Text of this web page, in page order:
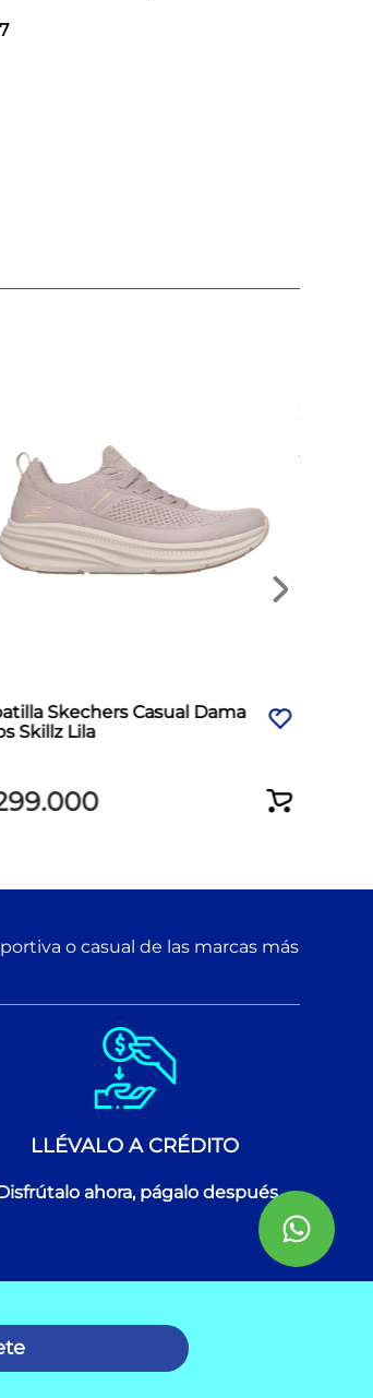
Skechers Casual Dama
Skillz Lila
.000
$
o casual de las marcas más
LLÉVALO A CRÉDITO
ahora, págalo después